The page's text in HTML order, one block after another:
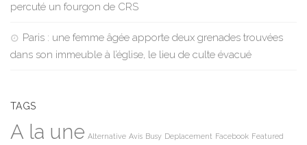
percuté un fourgon de CRS
Paris : une femme âgée apporte deux grenades trouvées
dans son immeuble à l’église, le lieu de culte évacué
TAGS
A la une Alternative Avis Busy Deplacement Facebook Featured